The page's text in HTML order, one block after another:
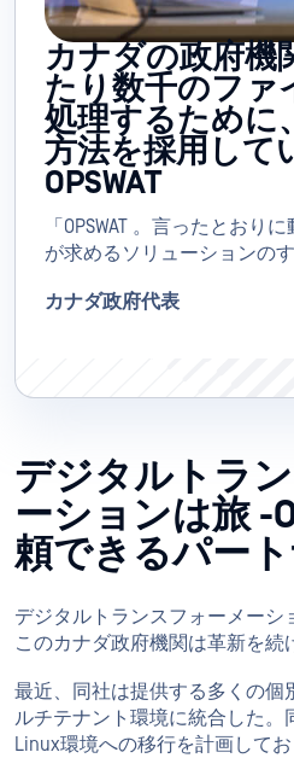
カナダの政府機
たり数千のファ
処理するために
方法を採用して
OPSWAT
「OPSWAT 。言ったとおり
が求めるソリューションの
カナダ政府代表
デジタルトラ
ーションは旅 -
頼できるパート
デジタルトランスフォーメーシ
このカナダ政府機関は革新を続
最近、同社は提供する多くの個
ルチテナント環境に統合した。
Linux環境への移行を計画してお